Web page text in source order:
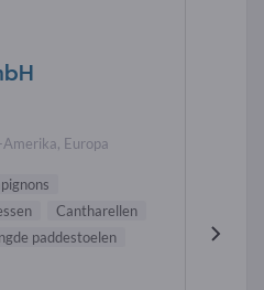
Europa
Cantharellen
paddestoelen